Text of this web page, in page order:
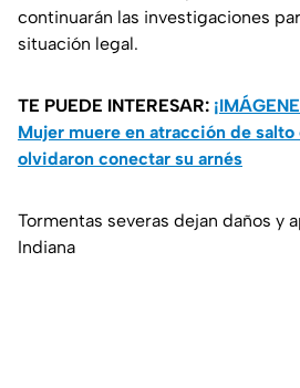
continuarán las investigaciones
situación legal.
TE PUEDE INTERESAR:
Mujer muere en atracción de
olvidaron conectar su arnés
Tormentas severas dejan daños y
Indiana